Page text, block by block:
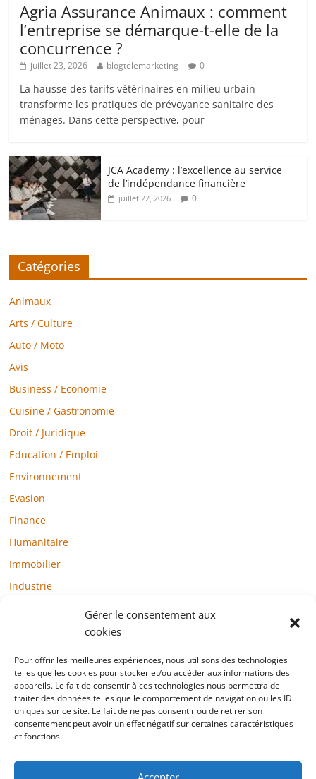
Gérer le consentement aux
cookies
Pour offrir les meilleures expériences, nous utilisons des technologies
telles que les cookies pour stocker et/ou accéder aux informations des
appareils. Le fait de consentir à ces technologies nous permettra de
traiter des données telles que le comportement de navigation ou les ID
uniques sur ce site. Le fait de ne pas consentir ou de retirer son
consentement peut avoir un effet négatif sur certaines caractéristiques
et fonctions.
Agria Assurance Animaux : comment
l’entreprise se démarque-t-elle de la
concurrence ?
juillet 23, 2026 blogtelemarketing 0
La hausse des tarifs vétérinaires en milieu urbain
transforme les pratiques de prévoyance sanitaire des
ménages. Dans cette perspective, pour
JCA Academy : l’excellence au service
de l’indépendance financière
juillet 22, 2026 0
Catégories
Animaux
Arts / Culture
Auto / Moto
Avis
Business / Economie
Cuisine / Gastronomie
Droit / Juridique
Education / Emploi
Environnement
Evasion
Finance
Humanitaire
Immobilier
Industrie
Mode / Beauté / Bien-être
Santé
Société
Sports
Technologie / Internet